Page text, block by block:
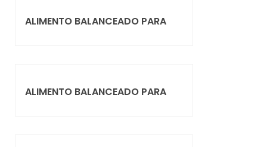
ALIMENTO BALANCEADO PARA
ALIMENTO BALANCEADO PARA